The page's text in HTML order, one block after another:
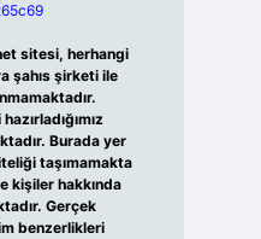
sitesi, herhangi
şahıs şirketi ile
Burada yer
taşımamakta
kişiler hakkında
Gerçek
benzerlikleri